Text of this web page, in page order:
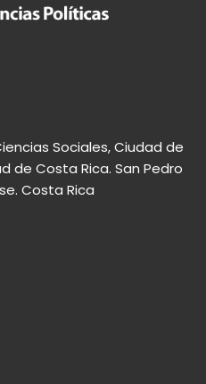
Sociales, Ciudad de
de Costa Rica. San Pedro
Costa Rica